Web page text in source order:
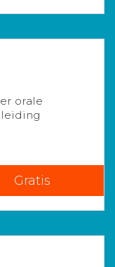
orale
Gratis